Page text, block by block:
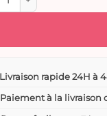
Livraison rapide 24H à
Paiement à la livraison